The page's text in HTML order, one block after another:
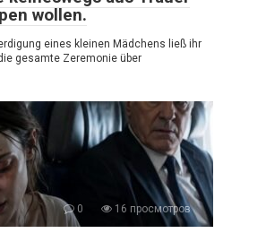
wollen.
eines kleinen Mädchens ließ ihr
gesamte Zeremonie über
0 16 просмотров